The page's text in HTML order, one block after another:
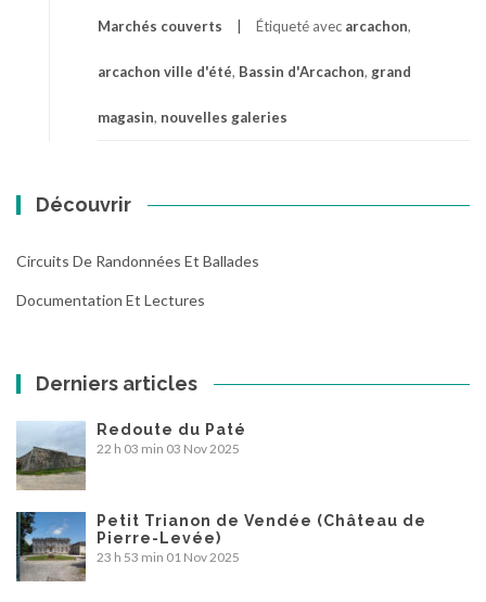
Marchés couverts Étiqueté avec arcachon,
arcachon ville d'été, Bassin d'Arcachon, grand
magasin, nouvelles galeries
Découvrir
Circuits De Randonnées Et Ballades
Documentation Et Lectures
Derniers articles
Redoute du Paté
22 h 03 min 03 Nov 2025
Petit Trianon de Vendée (Château de
Pierre-Levée)
23 h 53 min 01 Nov 2025